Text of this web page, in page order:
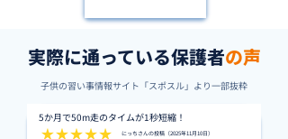
実際に通っている保護者の声
子供の習い事情報サイト「スポスル」より一部抜粋
5か月で50m走のタイムが1秒短縮！
にっちさんの投稿（2025年11月10日）